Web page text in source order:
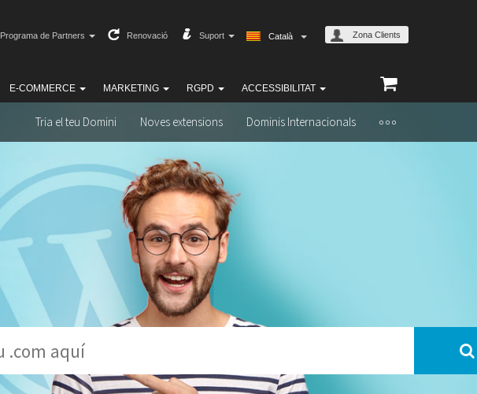
E-COMMERCE MARKETING RGPD ACCESSIBILITAT
Programa de Partners Renovació Suport Català Zona Clients
Tria el teu Domini Noves extensions Dominis Internacionals